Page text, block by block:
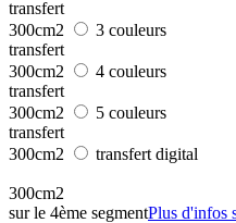
transfert
300cm2
3 couleurs
transfert
300cm2
4 couleurs
transfert
300cm2
5 couleurs
transfert
300cm2
transfert digital
300cm2
sur le 4ème segmentPlus d'infos